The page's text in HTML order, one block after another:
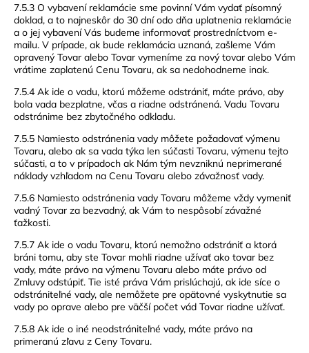
7.5.3 O vybavení reklamácie sme povinní Vám vydať písomný
doklad, a to najneskôr do 30 dní odo dňa uplatnenia reklamácie
a o jej vybavení Vás budeme informovať prostredníctvom e-
mailu. V prípade, ak bude reklamácia uznaná, zašleme Vám
opravený Tovar alebo Tovar vymeníme za nový tovar alebo Vám
vrátime zaplatenú Cenu Tovaru, ak sa nedohodneme inak.
7.5.4 Ak ide o vadu, ktorú môžeme odstrániť, máte právo, aby
bola vada bezplatne, včas a riadne odstránená. Vadu Tovaru
odstránime bez zbytočného odkladu.
7.5.5 Namiesto odstránenia vady môžete požadovať výmenu
Tovaru, alebo ak sa vada týka len súčasti Tovaru, výmenu tejto
súčasti, a to v prípadoch ak Nám tým nevzniknú neprimerané
náklady vzhľadom na Cenu Tovaru alebo závažnosť vady.
7.5.6 Namiesto odstránenia vady Tovaru môžeme vždy vymeniť
vadný Tovar za bezvadný, ak Vám to nespôsobí závažné
ťažkosti.
7.5.7 Ak ide o vadu Tovaru, ktorú nemožno odstrániť a ktorá
bráni tomu, aby ste Tovar mohli riadne užívať ako tovar bez
vady, máte právo na výmenu Tovaru alebo máte právo od
Zmluvy odstúpiť. Tie isté práva Vám prislúchajú, ak ide síce o
odstrániteľné vady, ale nemôžete pre opätovné vyskytnutie sa
vady po oprave alebo pre väčší počet vád Tovar riadne užívať.
7.5.8 Ak ide o iné neodstrániteľné vady, máte právo na
primeranú zľavu z Ceny Tovaru.